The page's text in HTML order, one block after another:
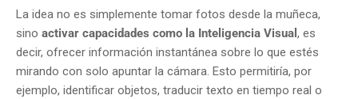
La idea no es simplemente tomar fotos desde la muñeca,
sino activar capacidades como la Inteligencia Visual , es
decir, ofrecer información instantánea sobre lo que estés
mirando con solo apuntar la cámara. Esto permitiría, por
ejemplo, identificar objetos, traducir texto en tiempo real o